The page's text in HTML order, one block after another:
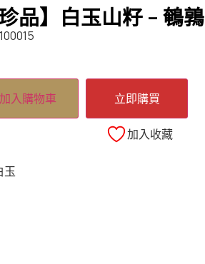
珍品】白玉山籽 – 鵪鶉
加入購物車 立即購買
加入收藏
玉